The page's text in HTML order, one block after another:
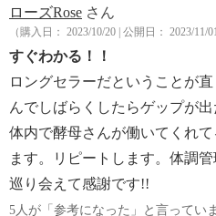
ローズRose さん
（購入日： 2023/10/20 | 公開日： 2023/11/01
すぐわかる！！
ロングセラーだということが
んでしばらくしたらゲップが
体内で酵母さんが働いてくれ
ます。リピートします。体調
巡り会えて感謝です!!
5人が「参考になった」と言ってい